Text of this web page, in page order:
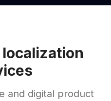
and digital product